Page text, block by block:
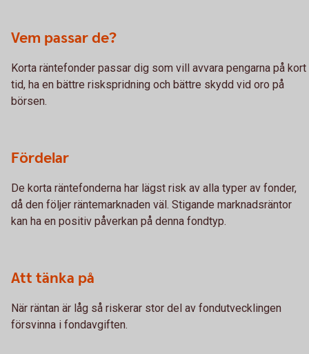
Vem passar de?
Korta räntefonder passar dig som vill avvara pengarna på kort
tid, ha en bättre riskspridning och bättre skydd vid oro på
börsen.
Fördelar
De korta räntefonderna har lägst risk av alla typer av fonder,
då den följer räntemarknaden väl. Stigande marknadsräntor
kan ha en positiv påverkan på denna fondtyp.
Att tänka på
När räntan är låg så riskerar stor del av fondutvecklingen
försvinna i fondavgiften.